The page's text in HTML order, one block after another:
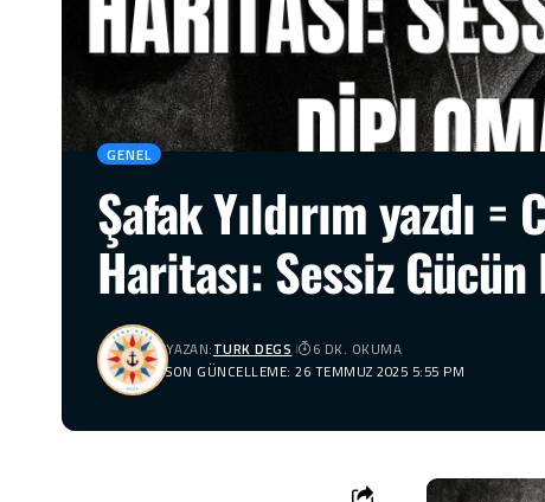
GENEL
Şafak Yıldırım yazdı
Haritası: Sessiz
SON GÜNCELLEME: 26 TEMMUZ 2025 5:55 PM
YAZAN:TURK DEGS 6 DK. OKUMA